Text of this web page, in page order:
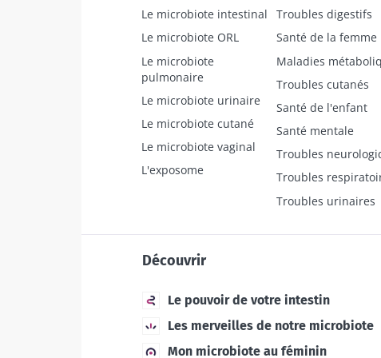
Le microbiote intestinal
Le microbiote ORL
Le microbiote
pulmonaire
Le microbiote urinaire
Le microbiote cutané
Le microbiote vaginal
L'exposome
Troubles digestifs
Santé de la femme
Maladies
Troubles cutanés
Santé de l'enfant
Santé mentale
Troubles
Troubles
Troubles urinaires
Découvrir
Le pouvoir de votre intestin
Les merveilles de notre microbiote
Mon microbiote au féminin